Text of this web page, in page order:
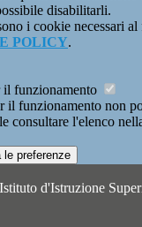
disabilitarli.
i cookie necessari
POLICY.
il funzionamento
il funzionamento non
consultare l'elenco
le preferenze
Istituto d'Istruzione